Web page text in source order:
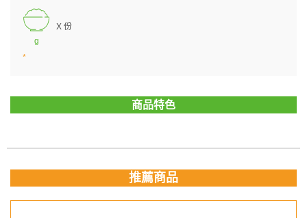
g
X 份
*
商品特色
推薦商品